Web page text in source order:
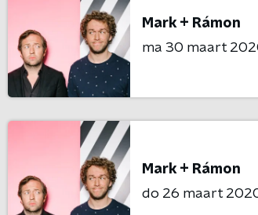
Mark + Rámon
ma 30 maart
Mark + Rámon
do 26 maart